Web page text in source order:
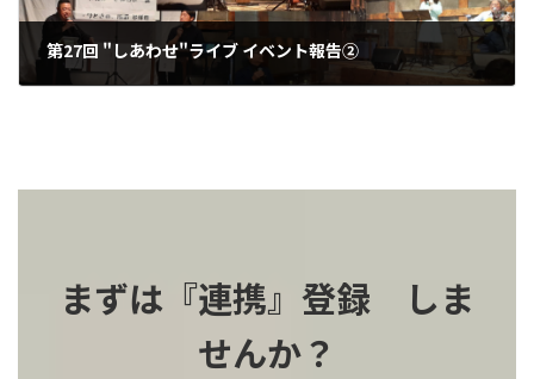
第27回 "しあわせ"ライブ イベント報告②
まずは『連携』登録 しま
せんか？